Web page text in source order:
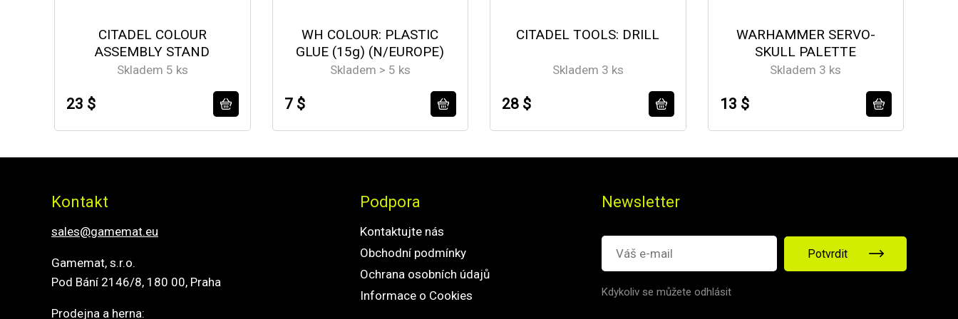
CITADEL COLOUR
ASSEMBLY STAND
Skladem 5 ks
23 $
WH COLOUR: PLASTIC
GLUE (15g) (N/EUROPE)
Skladem > 5 ks
7 $
CITADEL TOOLS: DRILL
Skladem 3 ks
28 $
WARHAMMER SERVO-
SKULL PALETTE
Skladem 3 ks
13 $
Kontakt
sales@gamemat.eu
Gamemat, s.r.o.
Pod Bání 2146/8, 180 00, Praha
Prodejna a herna:
Podpora
Kontaktujte nás
Obchodní podmínky
Ochrana osobních údajů
Informace o Cookies
Newsletter
Potvrdit
Kdykoliv se můžete odhlásit